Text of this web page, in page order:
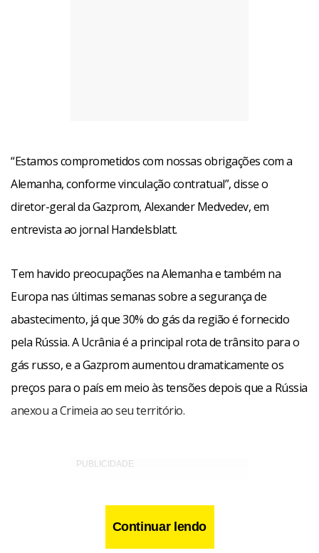
“Estamos comprometidos com nossas obrigações com a
Alemanha, conforme vinculação contratual”, disse o
diretor-geral da Gazprom, Alexander Medvedev, em
entrevista ao jornal Handelsblatt.
Tem havido preocupações na Alemanha e também na
Europa nas últimas semanas sobre a segurança de
abastecimento, já que 30% do gás da região é fornecido
pela Rússia. A Ucrânia é a principal rota de trânsito para o
gás russo, e a Gazprom aumentou dramaticamente os
preços para o país em meio às tensões depois que a Rússia
anexou a Crimeia ao seu território.
Continuar lendo